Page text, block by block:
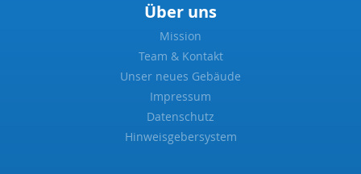
Über uns
Mission
Team & Kontakt
Unser neues Gebäude
Impressum
Datenschutz
Hinweisgebersystem